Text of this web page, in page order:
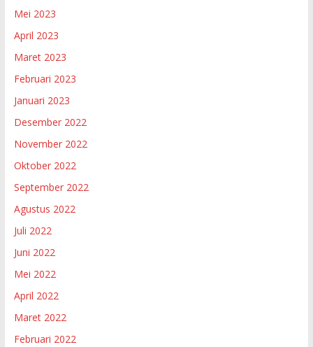
Mei 2023
April 2023
Maret 2023
Februari 2023
Januari 2023
Desember 2022
November 2022
Oktober 2022
September 2022
Agustus 2022
Juli 2022
Juni 2022
Mei 2022
April 2022
Maret 2022
Februari 2022